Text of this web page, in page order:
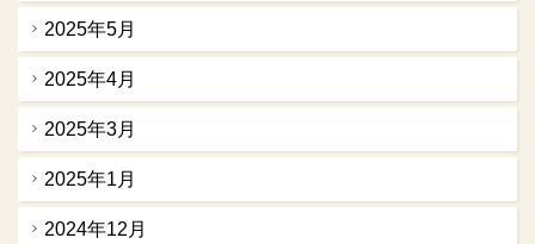
2025年5月
2025年4月
2025年3月
2025年1月
2024年12月